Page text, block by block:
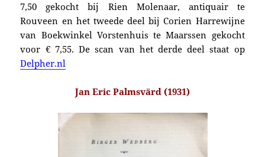
7,50 gekocht bij Rien Molenaar, antiquair te
Rouveen en het tweede deel bij Corien Harrewijne
van Boekwinkel Vorstenhuis te Maarssen gekocht
voor € 7,55. De scan van het derde deel staat op
Delpher.nl
Jan Eric Palmsvärd (1931)